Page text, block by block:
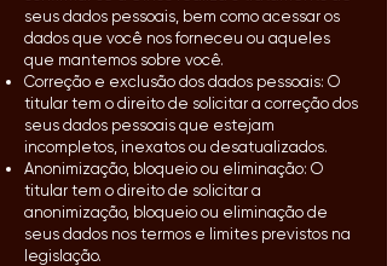
seus dados pessoais, bem como acessar os
dados que você nos forneceu ou aqueles
que mantemos sobre você.
Correção e exclusão dos dados pessoais: O
titular tem o direito de solicitar a correção dos
seus dados pessoais que estejam
incompletos, inexatos ou desatualizados.
Anonimização, bloqueio ou eliminação: O
titular tem o direito de solicitar a
anonimização, bloqueio ou eliminação de
seus dados nos termos e limites previstos na
legislação.